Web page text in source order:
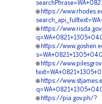
🌐 https://
🌐 https://
🌐 https://
🌐 https://
🌐 https://
🌐 https://pia.gov.ph/?